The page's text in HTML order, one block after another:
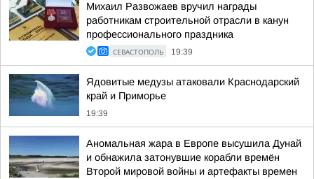
Михаил Развожаев вручил награды
работникам строительной отрасли в канун
профессионального праздника
СЕВАСТОПОЛЬ 19:39
Ядовитые медузы атаковали Краснодарский
край и Приморье
19:39
Аномальная жара в Европе высушила Дунай
и обнажила затонувшие корабли времён
Второй мировой войны и артефакты времен